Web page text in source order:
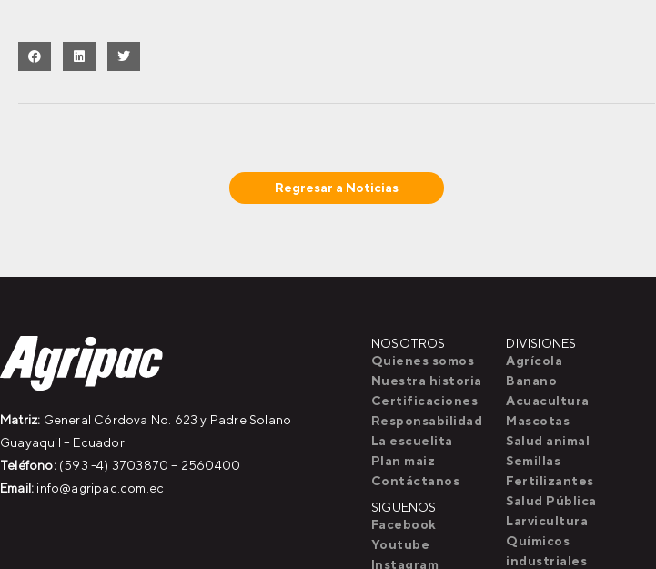
Regresar a Noticias
Matriz: General Córdova No. 623 y Padre Solano
Guayaquil – Ecuador
Teléfono:(593 -4) 3703870 – 2560400
Email: info@agripac.com.ec
NOSOTROS
Quienes somos
Nuestra historia
Certificaciones
Responsabilidad
La escuelita
Plan maiz
Contáctanos
SIGUENOS
Facebook
Youtube
Instagram
DIVISIONES
Agrícola
Banano
Acuacultura
Mascotas
Salud animal
Semillas
Fertilizantes
Salud Pública
Larvicultura
Químicos
industriales